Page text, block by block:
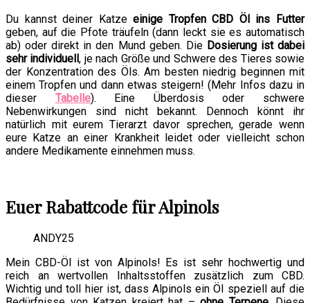
Du kannst deiner Katzeeinige Tropfen CBD Öl ins Futter
geben, auf die Pfote träufeln (dann leckt sie es automatisch
ab) oder direkt in den Mund geben. Die Dosierung ist dabei
sehr individuell, je nach Größe und Schwere des Tieres sowie
der Konzentration des Öls. Am besten niedrig beginnen mit
einem Tropfen und dann etwas steigern! (Mehr Infos dazu in
dieser Tabelle). Eine Überdosis oder schwere
Nebenwirkungen sind nicht bekannt. Dennoch könnt ihr
natürlich mit eurem Tierarzt davor sprechen, gerade wenn
eure Katze an einer Krankheit leidet oder vielleicht schon
andere Medikamente einnehmen muss.
Euer Rabattcode für Alpinols
ANDY25
Mein CBD-Öl ist von Alpinols! Es ist sehr hochwertig und
reich an wertvollen Inhaltsstoffen zusätzlich zum CBD.
Wichtig und toll hier ist, dass Alpinols ein Öl speziell auf die